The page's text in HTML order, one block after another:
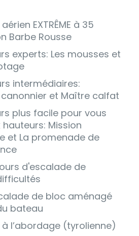
EXTRÊME à 35
Barbe Rousse
experts: Les mousses et
intermédiaires:
canonnier et Maître calfat
plus facile pour vous
Mission
et La promenade de
d'escalade de
de bloc aménagé
bateau
l’abordage (tyrolienne)